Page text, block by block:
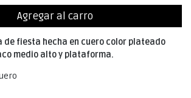
Agregar al carro
de fiesta hecha en cuero color plateado
medio alto y plataforma.